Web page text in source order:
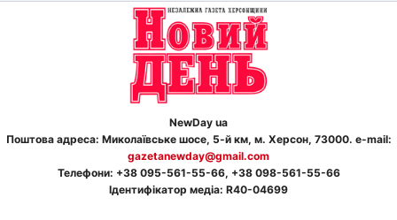
NewDay ua
Поштова адреса: Миколаївське шосе, 5-й км, м. Херсон, 73000. e-mail:
gazetanewday@gmail.com
Телефони: +38 095-561-55-66, +38 098-561-55-66
Ідентифікатор медіа: R40-04699